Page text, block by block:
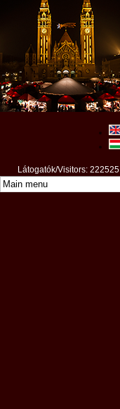
Látogatók/Visitors: 222525